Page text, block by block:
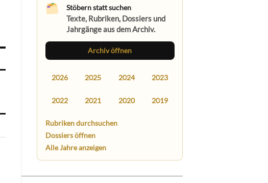
Stöbern statt suchen
Texte, Rubriken, Dossiers und
Jahrgänge aus dem Archiv.
Archiv öffnen
2026 2025 2024 2023
2022 2021 2020 2019
Rubriken durchsuchen
Dossiers öffnen
Alle Jahre anzeigen